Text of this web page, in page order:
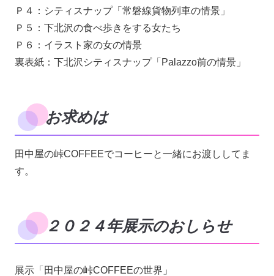
Ｐ４：シティスナップ「常磐線貨物列車の情景」
Ｐ５：下北沢の食べ歩きをする女たち
Ｐ６：イラスト家の女の情景
裏表紙：下北沢シティスナップ「Palazzo前の情景」
お求めは
田中屋の峠COFFEEでコーヒーと一緒にお渡ししてま
す。
２０２４年展示のおしらせ
展示「田中屋の峠COFFEEの世界」